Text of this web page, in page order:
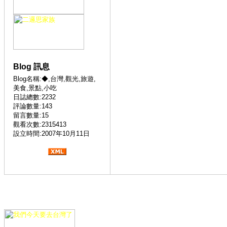
Blog 訊息
Blog名稱:◆,台灣,觀光,旅遊,
美食,景點,小吃
日誌總數:2232
評論數量:143
留言數量:15
觀看次數:2315413
設立時間:2007年10月11日